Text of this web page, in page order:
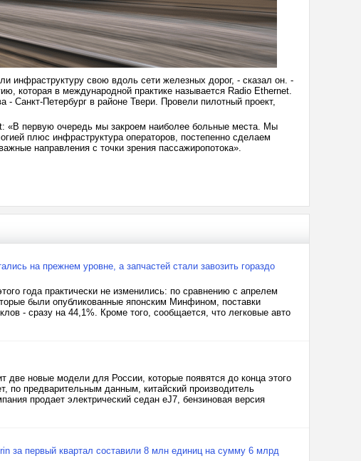
инфраструктуру свою вдоль сети железных дорог, - сказал он. -
которая в международной практике называется Radio Ethernet.
Санкт-Петербург в районе Твери. Провели пилотный проект,
«В первую очередь мы закроем наиболее больные места. Мы
плюс инфраструктура операторов, постепенно сделаем
направления с точки зрения пассажиропотока».
на прежнем уровне, а запчастей стали завозить гораздо
года практически не изменились: по сравнению с апрелем
были опубликованные японским Минфином, поставки
- сразу на 44,1%. Кроме того, сообщается, что легковые авто
две новые модели для России, которые появятся до конца этого
по предварительным данным, китайский производитель
продает электрический седан eJ7, бензиновая версия
за первый квартал составили 8 млн единиц на сумму 6 млрд